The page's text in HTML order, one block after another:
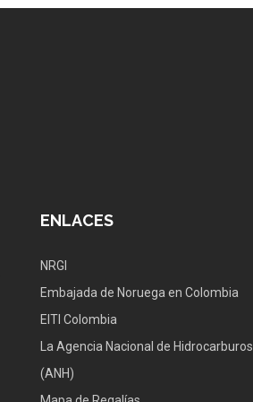
ENLACES
NRGI
Embajada de Noruega en Colombia
EITI Colombia
La Agencia Nacional de Hidrocarburos
(ANH)